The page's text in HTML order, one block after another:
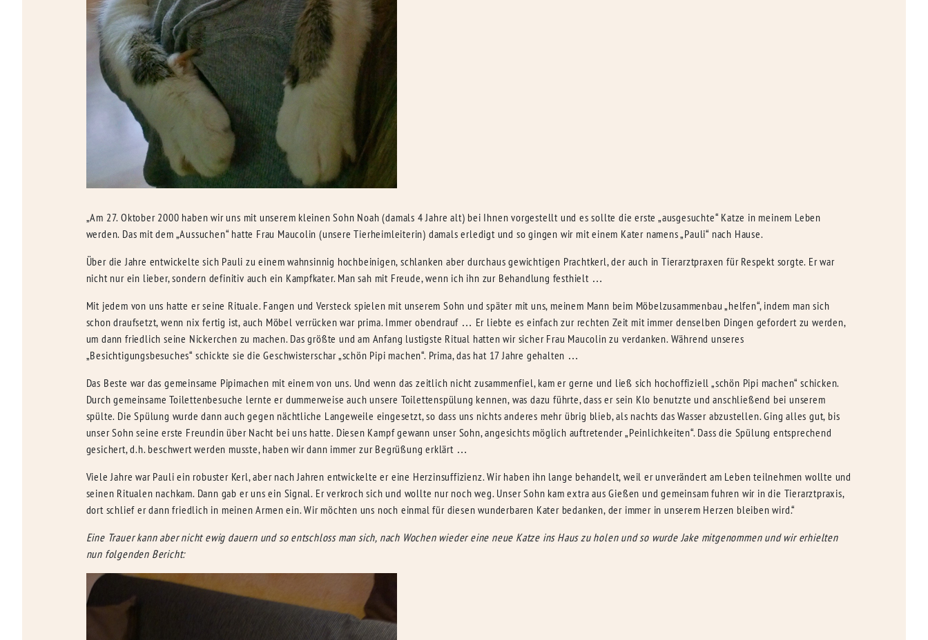
„Am 27. Oktober 2000 haben wir uns mit unserem kleinen Sohn Noah (damals 4 Jahre alt) bei Ihnen vorgestellt und es sollte die erste „ausgesuchte“ Katze in meinem Leben
werden. Das mit dem „Aussuchen“ hatte Frau Maucolin (unsere Tierheimleiterin) damals erledigt und so gingen wir mit einem Kater namens „Pauli“ nach Hause.
Über die Jahre entwickelte sich Pauli zu einem wahnsinnig hochbeinigen, schlanken aber durchaus gewichtigen Prachtkerl, der auch in Tierarztpraxen für Respekt sorgte. Er war
nicht nur ein lieber, sondern definitiv auch ein Kampfkater. Man sah mit Freude, wenn ich ihn zur Behandlung festhielt …
Mit jedem von uns hatte er seine Rituale. Fangen und Versteck spielen mit unserem Sohn und später mit uns, meinem Mann beim Möbelzusammenbau „helfen“, indem man sich
schon draufsetzt, wenn nix fertig ist, auch Möbel verrücken war prima. Immer obendrauf … Er liebte es einfach zur rechten Zeit mit immer denselben Dingen gefordert zu werden,
um dann friedlich seine Nickerchen zu machen. Das größte und am Anfang lustigste Ritual hatten wir sicher Frau Maucolin zu verdanken. Während unseres
„Besichtigungsbesuches“ schickte sie die Geschwisterschar „schön Pipi machen“. Prima, das hat 17 Jahre gehalten …
Das Beste war das gemeinsame Pipimachen mit einem von uns. Und wenn das zeitlich nicht zusammenfiel, kam er gerne und ließ sich hochoffiziell „schön Pipi machen“ schicken.
Durch gemeinsame Toilettenbesuche lernte er dummerweise auch unsere Toilettenspülung kennen, was dazu führte, dass er sein Klo benutzte und anschließend bei unserem
spülte. Die Spülung wurde dann auch gegen nächtliche Langeweile eingesetzt, so dass uns nichts anderes mehr übrig blieb, als nachts das Wasser abzustellen. Ging alles gut, bis
unser Sohn seine erste Freundin über Nacht bei uns hatte. Diesen Kampf gewann unser Sohn, angesichts möglich auftretender „Peinlichkeiten“. Dass die Spülung entsprechend
gesichert, d.h. beschwert werden musste, haben wir dann immer zur Begrüßung erklärt …
Viele Jahre war Pauli ein robuster Kerl, aber nach Jahren entwickelte er eine Herzinsuffizienz. Wir haben ihn lange behandelt, weil er unverändert am Leben teilnehmen wollte und
seinen Ritualen nachkam. Dann gab er uns ein Signal. Er verkroch sich und wollte nur noch weg. Unser Sohn kam extra aus Gießen und gemeinsam fuhren wir in die Tierarztpraxis,
dort schlief er dann friedlich in meinen Armen ein. Wir möchten uns noch einmal für diesen wunderbaren Kater bedanken, der immer in unserem Herzen bleiben wird.“
Eine Trauer kann aber nicht ewig dauern und so entschloss man sich, nach Wochen wieder eine neue Katze ins Haus zu holen und so wurde Jake mitgenommen und wir erhielten
nun folgenden Bericht: